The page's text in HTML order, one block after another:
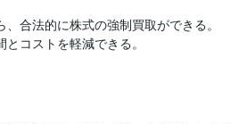
、合法的に株式の強制買取ができる。
とコストを軽減できる。